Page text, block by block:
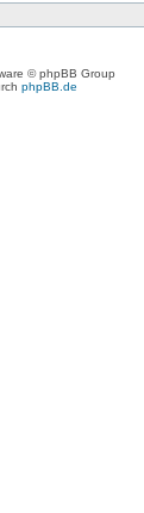
© phpBB Group
phpBB.de